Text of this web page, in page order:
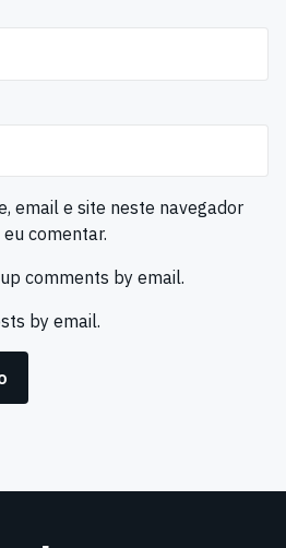
email e site neste navegador
comentar.
comments by email.
by email.